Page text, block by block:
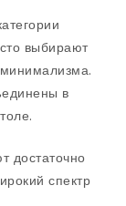
выбирают
в
достаточно
спектр